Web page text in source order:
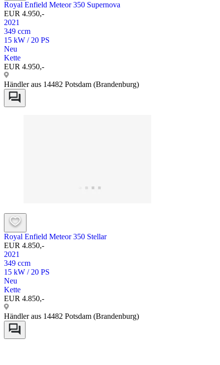
Royal Enfield Meteor 350 Supernova
EUR 4.950,-
2021
349 ccm
15 kW / 20 PS
Neu
Kette
EUR 4.950,-
Händler aus 14482 Potsdam (Brandenburg)
Royal Enfield Meteor 350 Stellar
EUR 4.850,-
2021
349 ccm
15 kW / 20 PS
Neu
Kette
EUR 4.850,-
Händler aus 14482 Potsdam (Brandenburg)